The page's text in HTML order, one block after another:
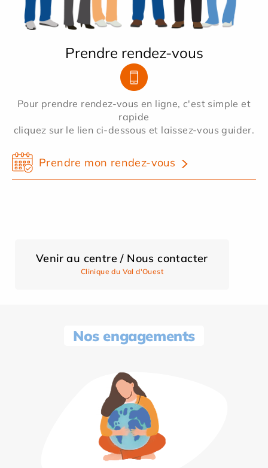
Prendre rendez-vous
Pour prendre rendez-vous en ligne, c'est simple et
rapide
cliquez sur le lien ci-dessous et laissez-vous guider.
Prendre mon rendez-vous
Venir au centre / Nous contacter
Clinique du Val d'Ouest
Nos engagements